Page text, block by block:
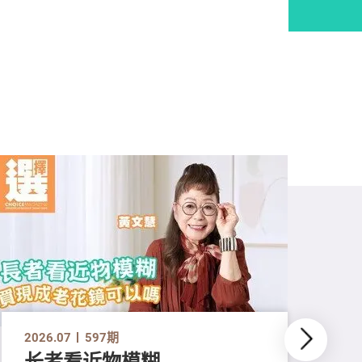
2026.07 597期